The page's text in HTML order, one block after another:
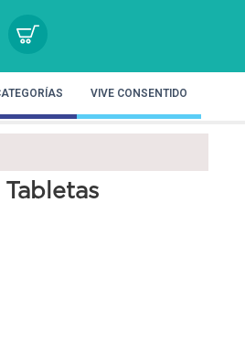
VIVE CONSENTIDO